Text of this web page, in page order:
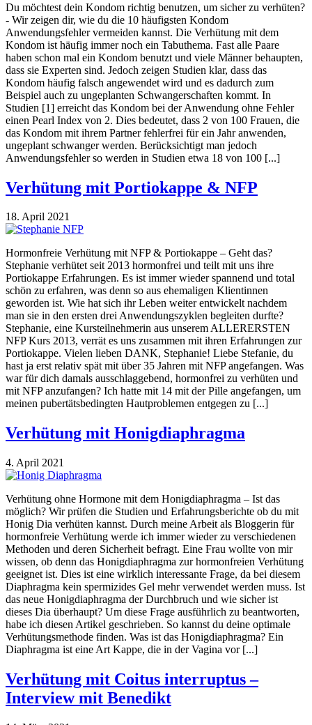
Du möchtest dein Kondom richtig benutzen, um sicher zu verhüten?
- Wir zeigen dir, wie du die 10 häufigsten Kondom
Anwendungsfehler vermeiden kannst. Die Verhütung mit dem
Kondom ist häufig immer noch ein Tabuthema. Fast alle Paare
haben schon mal ein Kondom benutzt und viele Männer behaupten,
dass sie Experten sind. Jedoch zeigen Studien klar, dass das
Kondom häufig falsch angewendet wird und es dadurch zum
Beispiel auch zu ungeplanten Schwangerschaften kommt. In
Studien [1] erreicht das Kondom bei der Anwendung ohne Fehler
einen Pearl Index von 2. Dies bedeutet, dass 2 von 100 Frauen, die
das Kondom mit ihrem Partner fehlerfrei für ein Jahr anwenden,
ungeplant schwanger werden. Berücksichtigt man jedoch
Anwendungsfehler so werden in Studien etwa 18 von 100 [...]
Verhütung mit Portiokappe & NFP
18. April 2021
Hormonfreie Verhütung mit NFP & Portiokappe – Geht das?
Stephanie verhütet seit 2013 hormonfrei und teilt mit uns ihre
Portiokappe Erfahrungen. Es ist immer wieder spannend und total
schön zu erfahren, was denn so aus ehemaligen Klientinnen
geworden ist. Wie hat sich ihr Leben weiter entwickelt nachdem
man sie in den ersten drei Anwendungszyklen begleiten durfte?
Stephanie, eine Kursteilnehmerin aus unserem ALLERERSTEN
NFP Kurs 2013, verrät es uns zusammen mit ihren Erfahrungen zur
Portiokappe. Vielen lieben DANK, Stephanie! Liebe Stefanie, du
hast ja erst relativ spät mit über 35 Jahren mit NFP angefangen. Was
war für dich damals ausschlaggebend, hormonfrei zu verhüten und
mit NFP anzufangen? Ich hatte mit 14 mit der Pille angefangen, um
meinen pubertätsbedingten Hautproblemen entgegen zu [...]
Verhütung mit Honigdiaphragma
4. April 2021
Verhütung ohne Hormone mit dem Honigdiaphragma – Ist das
möglich? Wir prüfen die Studien und Erfahrungsberichte ob du mit
Honig Dia verhüten kannst. Durch meine Arbeit als Bloggerin für
hormonfreie Verhütung werde ich immer wieder zu verschiedenen
Methoden und deren Sicherheit befragt. Eine Frau wollte von mir
wissen, ob denn das Honigdiaphragma zur hormonfreien Verhütung
geeignet ist. Dies ist eine wirklich interessante Frage, da bei diesem
Diaphragma kein spermizides Gel mehr verwendet werden muss. Ist
das neue Honigdiaphragma der Durchbruch und wie sicher ist
dieses Dia überhaupt? Um diese Frage ausführlich zu beantworten,
habe ich diesen Artikel geschrieben. So kannst du deine optimale
Verhütungsmethode finden. Was ist das Honigdiaphragma? Ein
Diaphragma ist eine Art Kappe, die in der Vagina vor [...]
Verhütung mit Coitus interruptus –
Interview mit Benedikt